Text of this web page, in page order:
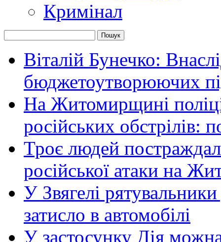
Кримінал
Віталій Бунечко:
бюджетоутворюючих
На Житомирщині
російських обстрілів:
Троє людей
російської атаки на
У Звягелі
затисло в автомобілі
У застосунку Дія